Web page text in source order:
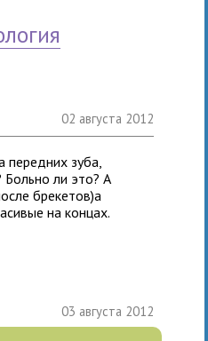
02 августа 2012
зуба,
ли это? А
брекетов)а
на концах.
03 августа 2012